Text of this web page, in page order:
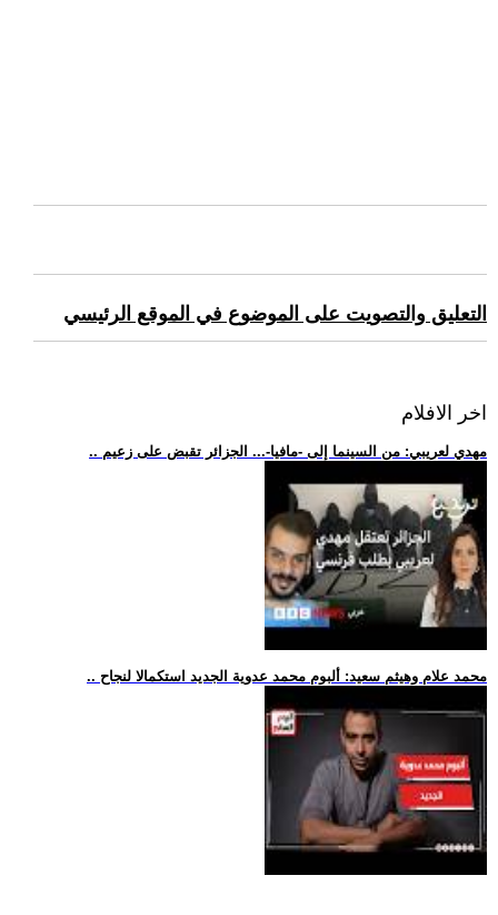
التعليق والتصويت على الموضوع في الموقع الرئيسي
اخر الافلام
.. مهدي لعريبي: من السينما إلى -مافيا-... الجزائر تقبض على زعيم
.. محمد علام وهيثم سعيد: ألبوم محمد عدوية الجديد استكمالا لنجاح